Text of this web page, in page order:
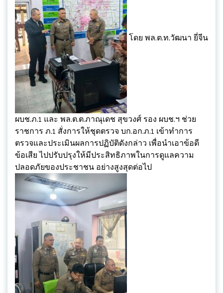
โดย พล.ต.ท.วัฒนา ยี่จีน
ผบช.ภ.1 และ พล.ต.ต.ภาณุเดช สุขวงศ์ รอง ผบช.ฯ ช่วย
ราชการ ภ.1 สั่งการให้ชุดตรวจ บก.อก.ภ.1 เข้าทำการ
ตรวจและประเมินผลการปฏิบัติดังกล่าว เพื่อนำเอาข้อดี
ข้อเสีย ไปปรับปรุงให้มีประสิทธิภาพในการดูแลความ
ปลอดภัยของประชาชน อย่างสูงสุดต่อไป